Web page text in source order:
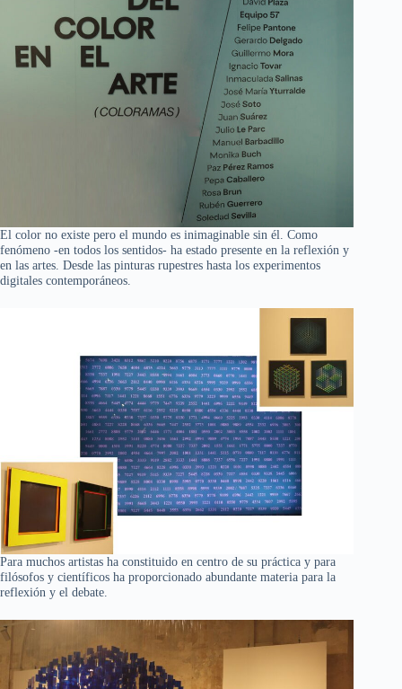
El color no existe pero el mundo es inimaginable sin él. Como
fenómeno -en todos los sentidos- ha estado presente en la reflexión y
en las artes. Desde las pinturas rupestres hasta los experimentos
digitales contemporáneos.
Para muchos artistas ha constituido en centro de su práctica y para
filósofos y científicos ha proporcionado abundante materia para la
reflexión y el debate.